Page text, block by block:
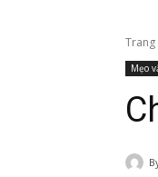
Trang
Mẹo